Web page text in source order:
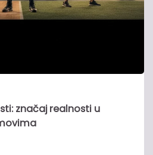
značaj realnosti u